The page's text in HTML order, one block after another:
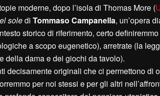
moderne, dopo l’isola di Thomas More (
soledi Tommaso Campanella, un’opera
storico di riferimento, certo
a scopo eugenetico), arretrate (la
della dama e dei giochi da tavolo).
decisamente originali che ci permettono di
per noi stessi e per gli altri